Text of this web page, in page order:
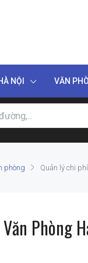
NỘI VĂN
phòng Quản lý chi
Văn Phòng